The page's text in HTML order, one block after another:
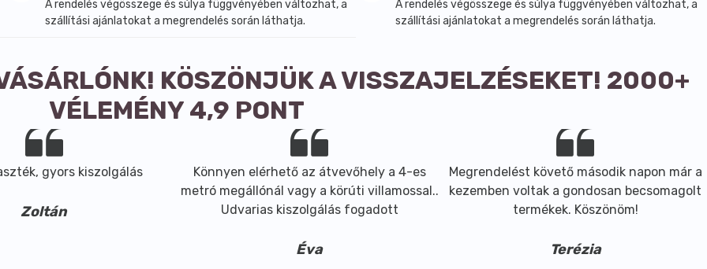
A rendelés végösszege és súlya függvényében változhat, a
szállítási ajánlatokat a megrendelés során láthatja.
A rendelés végösszege és súlya függvényében változhat, a
szállítási ajánlatokat a megrendelés során láthatja.
KÖSZÖNJÜK A VISSZAJELZÉSEKET! 2000+
VÉLEMÉNY 4,9 PONT
gyors kiszolgálás
Zoltán
Könnyen elérhető az átvevőhely a 4-es
metró megállónál vagy a körúti villamossal..
Udvarias kiszolgálás fogadott
Éva
Megrendelést követő második napon már a
kezemben voltak a gondosan becsomagolt
termékek. Köszönöm!
Terézia